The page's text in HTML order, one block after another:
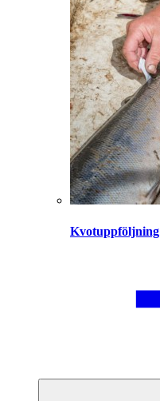
Kvotuppföljning